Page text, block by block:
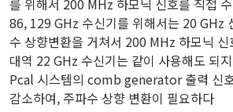
를 위해서 200 MHz 하모닉 신호를 직접
86, 129 GHz 수신기를 위해서는 20 GHz
수 상향변환을 거쳐서 200 MHz 하모닉
대역 22 GHz 수신기는 같이 사용해도 되
Pcal 시스템의 comb generator 출력 신
감소하여, 주파수 상향 변환이 필요하다